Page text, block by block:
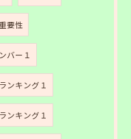
要性
バー１
ンキング１
ンキング１